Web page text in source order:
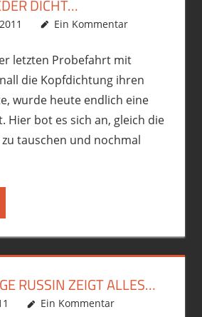
DICHT…
phil
Fremdgebastelt,
Ein Kommentar
letzten Probefahrt mit
die Kopfdichtung ihren
wurde heute endlich eine
Hier bot es sich an, gleich die
tauschen und nochmal
RUSSIN ZEIGT ALLES…
phil
Fremdgebastelt,
Ein Kommentar